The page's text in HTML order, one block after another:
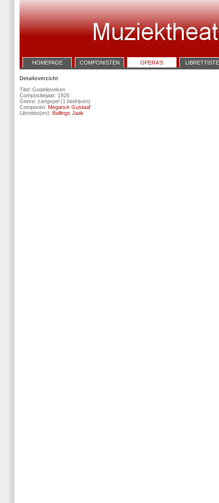
HOMEPAGE COMPONISTEN OPERA'S
Detailoverzicht
Titel: Godelieveken
Compositiejaar: 1926
Genre: zangspel (1 bedrijven)
Componist: Meganck Gustaaf
Librettist(en): Ballings Jaak